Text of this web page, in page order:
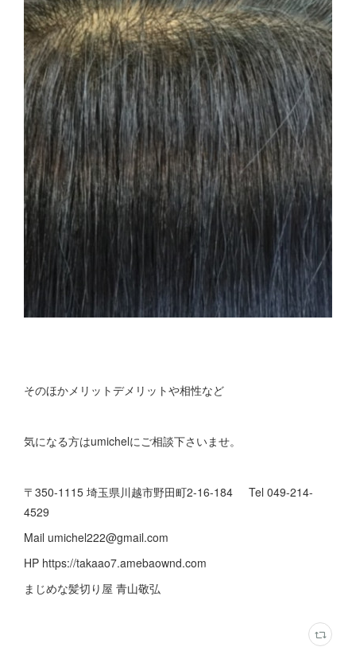
そのほかメリットデメリットや相性など
気になる方はumichelにご相談下さいませ。
〒350-1115 埼玉県川越市野田町2-16-184 Tel 049-214-
4529
Mail umichel222@gmail.com
HP https://takaao7.amebaownd.com
まじめな髪切り屋 青山敬弘